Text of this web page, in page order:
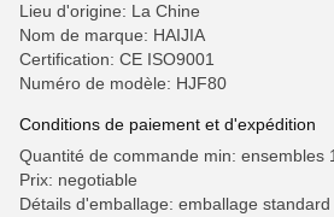
Lieu d'origine: La Chine
Nom de marque: HAIJIA
Certification: CE ISO9001
Numéro de modèle: HJF80
Conditions de paiement et d'expédition
Quantité de commande min: ensembles 1
Prix: negotiable
Détails d'emballage: emballage